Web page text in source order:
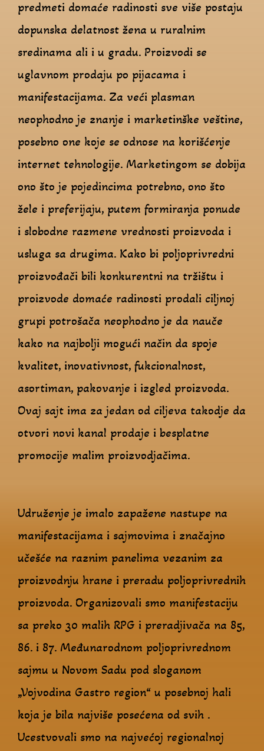
predmeti domaće radinosti sve više postaju
dopunska delatnost žena u ruralnim
sredinama ali i u gradu. Proizvodi se
uglavnom prodaju po pijacama i
manifestacijama. Za veći plasman
neophodno je znanje i marketinške veštine,
posebno one koje se odnose na korišćenje
internet tehnologije. Marketingom se dobija
ono što je pojedincima potrebno, ono što
žele i preferijaju, putem formiranja ponude
i slobodne razmene vrednosti proizvoda i
usluga sa drugima. Kako bi poljoprivredni
proizvođači bili konkurentni na tržištu i
proizvode domaće radinosti prodali ciljnoj
grupi potrošača neophodno je da nauče
kako na najbolji mogući način da spoje
kvalitet, inovativnost, fukcionalnost,
asortiman, pakovanje i izgled proizvoda.
Ovaj sajt ima za jedan od ciljeva takodje da
otvori novi kanal prodaje i besplatne
promocije malim proizvodjačima.
Udruženje je imalo zapažene nastupe na
manifestacijama i sajmovima i značajno
učešće na raznim panelima vezanim za
proizvodnju hrane i preradu poljoprivrednih
proizvoda. Organizovali smo manifestaciju
sa preko 30 malih RPG i preradjivača na 85,
86. i 87. Međunarodnom poljoprivrednom
sajmu u Novom Sadu pod sloganom
„Vojvodina Gastro region“ u posebnoj hali
koja je bila najviše posećena od svih .
Ucestvovali smo na najvećoj regionalnoj